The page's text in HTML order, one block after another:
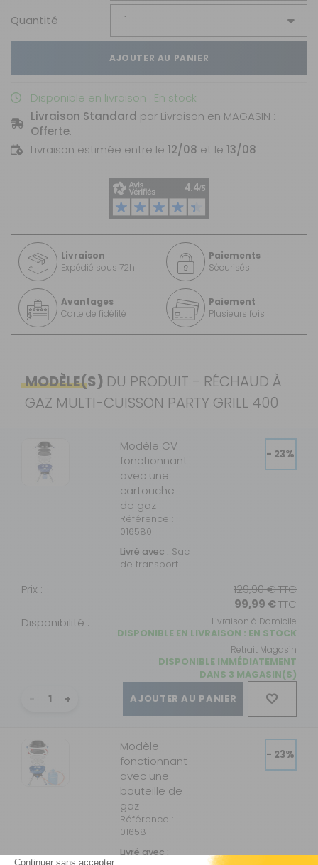
Quantité
AJOUTER AU PANIER
Disponible en livraison : En stock
Livraison Standard par Livraison en MAGASIN :
Offerte.
Livraison estimée entre le 12/08 et le 13/08
Livraison
Expédié sous 72h
Paiements
Sécurisés
Avantages
Carte de fidélité
Paiement
Plusieurs fois
MODÈLE(S) DU PRODUIT - RÉCHAUD À
GAZ MULTI-CUISSON PARTY GRILL 400
Modèle CV
fonctionnant
avec une
cartouche
de gaz
Référence :
016580
Livré avec : Sac
de transport
- 23%
Prix : 129,90 €TTC
99,99 €TTC
Disponibilité :
Livraison à Domicile
DISPONIBLE EN LIVRAISON : EN STOCK
Retrait Magasin
DISPONIBLE IMMÉDIATEMENT
DANS 3 MAGASIN(S)
AJOUTER AU PANIER
Modèle
fonctionnant
avec une
bouteille de
gaz
Référence :
016581
Livré avec :
- 23%